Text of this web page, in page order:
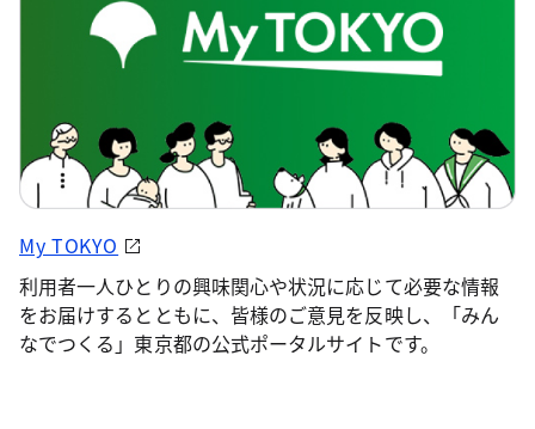
My TOKYO
利用者一人ひとりの興味関心や状況に応じて必要な情報
をお届けするとともに、皆様のご意見を反映し、「みん
なでつくる」東京都の公式ポータルサイトです。